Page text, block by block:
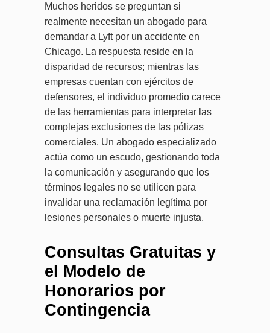
Muchos heridos se preguntan si
realmente necesitan un abogado para
demandar a Lyft por un accidente en
Chicago. La respuesta reside en la
disparidad de recursos; mientras las
empresas cuentan con ejércitos de
defensores, el individuo promedio carece
de las herramientas para interpretar las
complejas exclusiones de las pólizas
comerciales. Un abogado especializado
actúa como un escudo, gestionando toda
la comunicación y asegurando que los
términos legales no se utilicen para
invalidar una reclamación legítima por
lesiones personales o muerte injusta.
Consultas Gratuitas y
el Modelo de
Honorarios por
Contingencia